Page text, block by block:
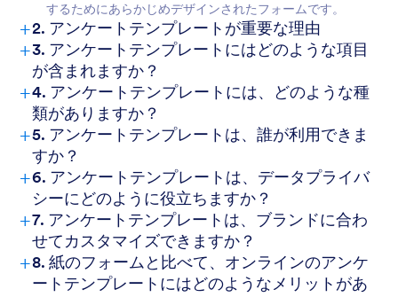
するためにあらかじめデザインされたフォームです。
+2. アンケートテンプレートが重要な理由
+3. アンケートテンプレートにはどのような項目
が含まれますか？
+4. アンケートテンプレートには、どのような種
類がありますか？
+5. アンケートテンプレートは、誰が利用できま
すか？
+6. アンケートテンプレートは、データプライバ
シーにどのように役立ちますか？
+7. アンケートテンプレートは、ブランドに合わ
せてカスタマイズできますか？
+8. 紙のフォームと比べて、オンラインのアンケ
ートテンプレートにはどのようなメリットがあ